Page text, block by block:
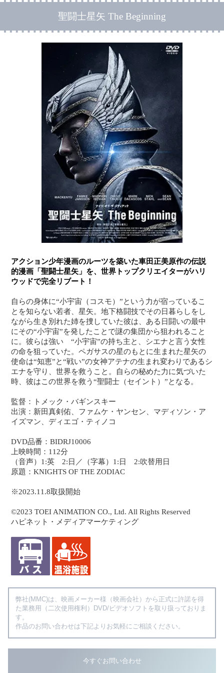
聖闘士星矢 The Beginning
アクション少年漫画のルーツを築いた車田正美原作の伝説
的漫画「聖闘士星矢」を、世界トップクリエイターがハリ
ウッドで完全リブート！
自らの身体に“小宇宙（コスモ）”という力が宿っているこ
とを知らない若者、星矢。地下格闘技でその日暮らしをし
ながら生き別れた姉を捜していた彼は、ある日闘いの最中
にその“小宇宙”を発したことで謎の集団から狙われること
に。彼らは強い “小宇宙”の持ち主と、シエナと言う女性
の命を狙っていた。ペガサスの星のもとに生まれた星矢の
使命は“知恵”と“戦い”の女神アテナの生まれ変わりであるシ
エナを守り、世界を救うこと。自らの秘めた力に気づいた
時、彼はこの世界を救う“聖闘士（セイント）”となる。
監督：トメック・バギンスキー
出演：新田真剣佑、ファムケ・ヤンセン、マディソン・ア
イズマン、ディエゴ・ティノコ
DVD品番：BIDRJ10006
上映時間：112分
（音声）1:英 2:日／（字幕）1:日 2:吹替用日
原題：KNIGHTS OF THE ZODIAC
※2023.11.8取扱開始
©2023 TOEI ANIMATION CO., Ltd. All Rights Reserved
ハピネット・メディアマーケティング
弊社(MMC)は、映画メーカー様（映画会社）から正式に許諾を得
た業務用（二次使用権利）DVD/ビデオソフトを取り扱っておりま
す。
作品のお問い合わせは下記よりお気軽にご相談ください。
今すぐお問い合わせ